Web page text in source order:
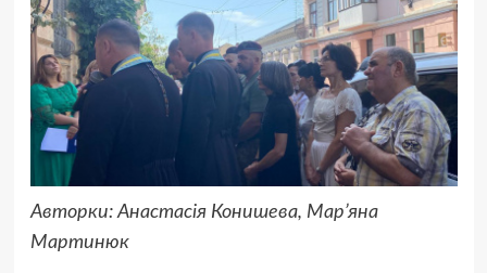
Авторки: Анастасія Конишева, Мар’яна
Мартинюк